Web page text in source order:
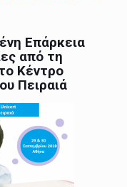
Επάρκεια
από τη
Κέντρο
Πειραιά